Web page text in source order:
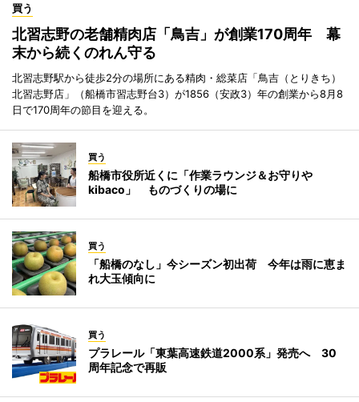
買う
北習志野の老舗精肉店「鳥吉」が創業170周年 幕
末から続くのれん守る
北習志野駅から徒歩2分の場所にある精肉・総菜店「鳥吉（とりきち）
北習志野店」（船橋市習志野台3）が1856（安政3）年の創業から8月8
日で170周年の節目を迎える。
買う
船橋市役所近くに「作業ラウンジ＆お守りや
kibaco」 ものづくりの場に
買う
「船橋のなし」今シーズン初出荷 今年は雨に恵ま
れ大玉傾向に
買う
プラレール「東葉高速鉄道2000系」発売へ 30
周年記念で再販